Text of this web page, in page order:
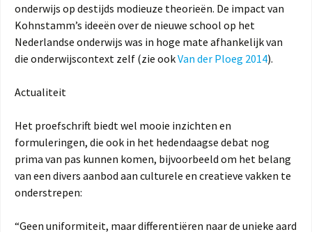
onderwijs op destijds modieuze theorieën. De impact van
Kohnstamm’s ideeën over de nieuwe school op het
Nederlandse onderwijs was in hoge mate afhankelijk van
die onderwijscontext zelf (zie ookVan der Ploeg 2014).
Actualiteit
Het proefschrift biedt wel mooie inzichten en
formuleringen, die ook in het hedendaagse debat nog
prima van pas kunnen komen, bijvoorbeeld om het belang
van een divers aanbod aan culturele en creatieve vakken te
onderstrepen:
“Geen uniformiteit, maar differentiëren naar de unieke aard